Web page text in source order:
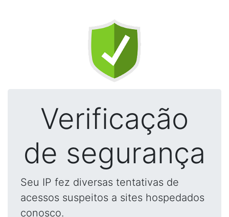
Verificação
de segurança
Seu IP fez diversas tentativas de
acessos suspeitos a sites hospedados
conosco.